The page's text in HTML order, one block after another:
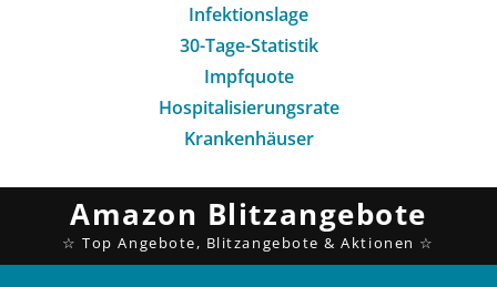
Infektionslage
30-Tage-Statistik
Impfquote
Hospitalisierungsrate
Krankenhäuser